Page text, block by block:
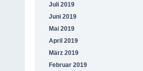
Juli 2019
Juni 2019
Mai 2019
April 2019
März 2019
Februar 2019